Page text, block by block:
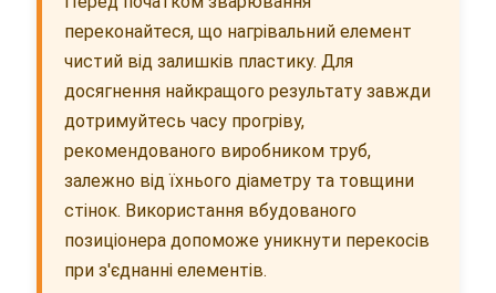
переконайтеся, що нагрівальний елемент
чистий від залишків пластику. Для
досягнення найкращого результату завжди
дотримуйтесь часу прогріву,
рекомендованого виробником труб,
залежно від їхнього діаметру та товщини
стінок. Використання вбудованого
позиціонера допоможе уникнути перекосів
при з'єднанні елементів.